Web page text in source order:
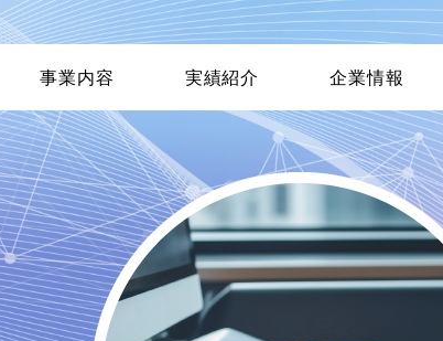
事業内容 実績紹介 企業情報